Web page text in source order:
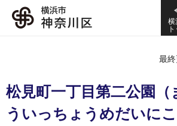
横
最
松見町一丁目第二公園（
ういっちょうめだいにこ